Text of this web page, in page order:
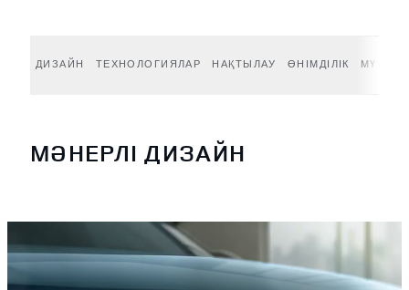
ДИЗАЙН ТЕХНОЛОГИЯЛАР НАҚТЫЛАУ ӨНІМДІЛІК
МӘНЕРЛІ ДИЗАЙН